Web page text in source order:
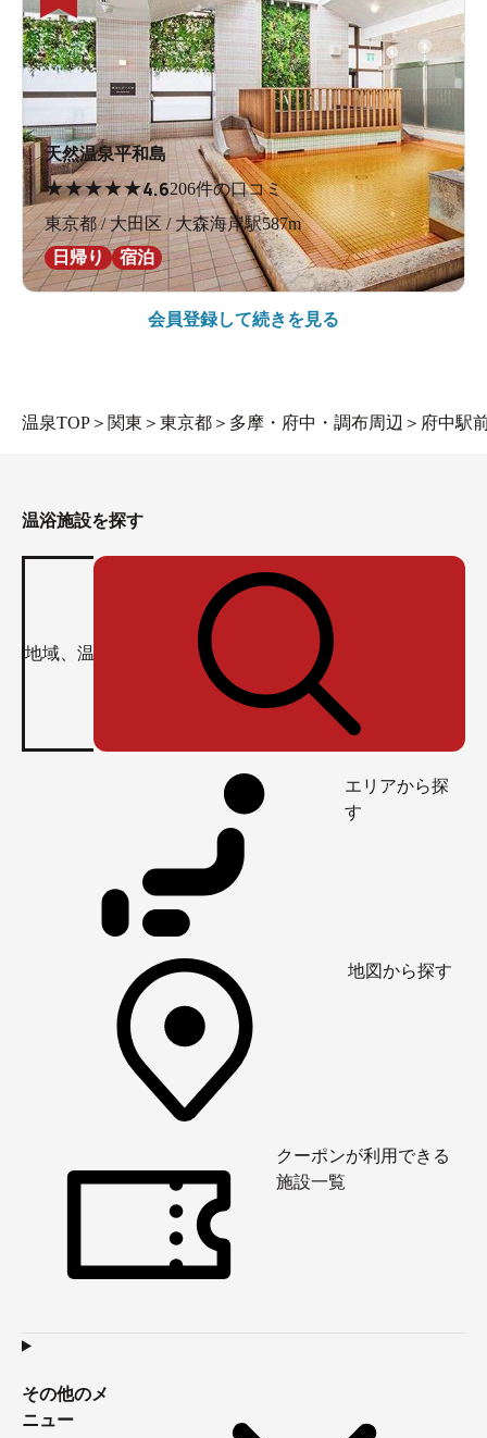
天然温泉平和島
★★★★★4.6206件の口コミ
東京都 / 大田区 / 大森海岸駅587m
日帰り
宿泊
会員登録して続きを見る
温泉TOP ＞ 関東 ＞ 東京都 ＞ 多摩・府中・調布周辺 ＞ 府中駅
温浴施設を探す
エリアから探
す
地図から探す
クーポンが利用できる
施設一覧
その他のメ
ニュー